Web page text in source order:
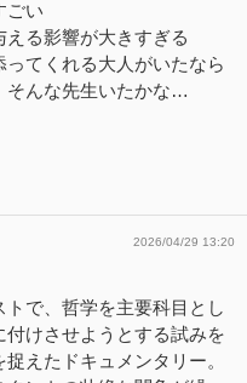
ごい
る影響が大きすぎる
てくれる大人がいたなら
そんな先生いたかな…
2026/04/29 13:20
で、哲学を主要科目とし
けさせようとする試みを
えたドキュメンタリー。